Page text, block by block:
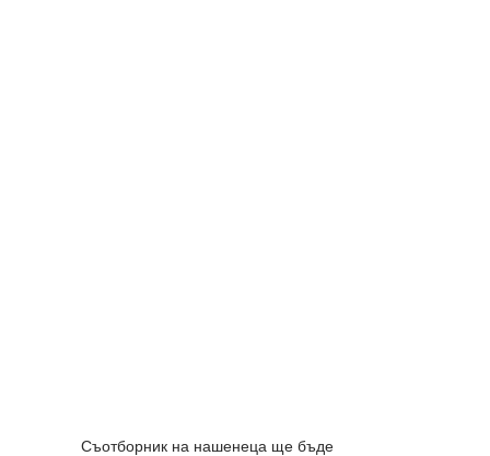
Съотборник на нашенеца ще бъде